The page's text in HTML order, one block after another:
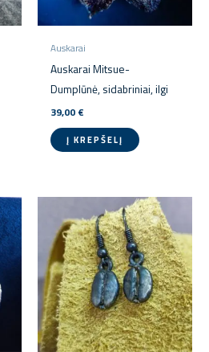
Auskarai
Auskarai Mitsue-
Dumplūnė, sidabriniai, ilgi
39,00 €
Į KREPŠELĮ